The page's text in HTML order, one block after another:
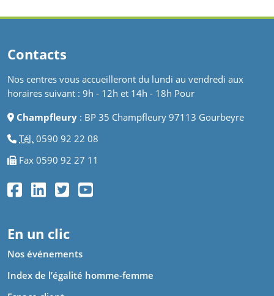
horaires suivant : 9h - 12h et 14h - 18h Pour
Champfleury: BP 35 Champfleury 97113 Gourbeyre
Tél.0590 92 22 08
En un clic